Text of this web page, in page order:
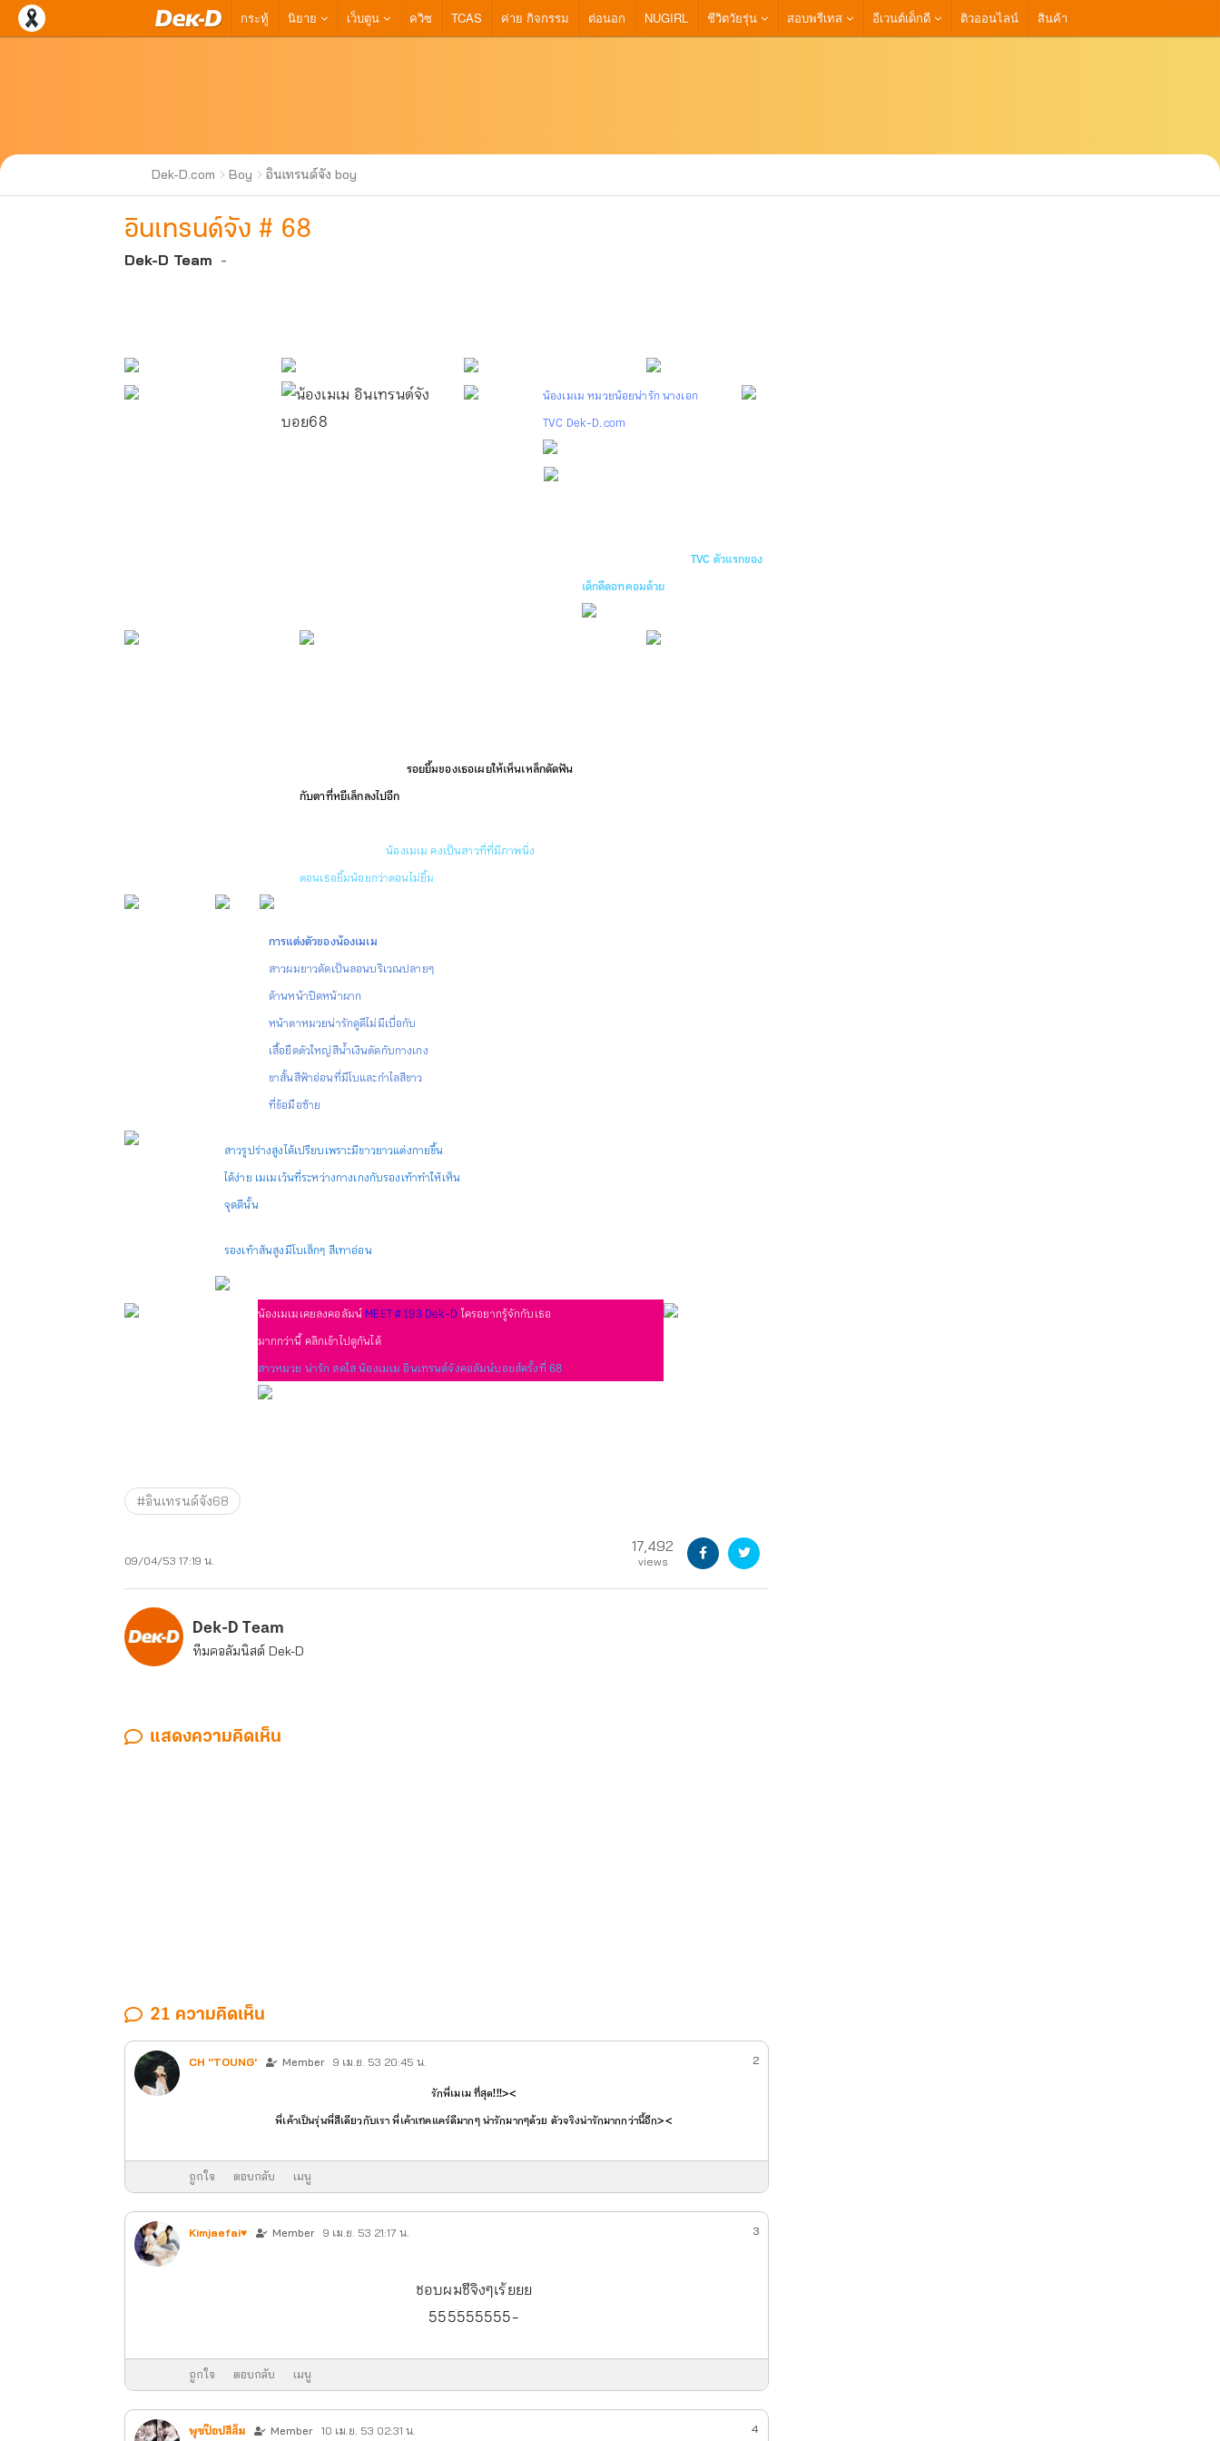
กระทู้ นิยาย เว็บตูน ควิซ TCAS ค่าย กิจกรรม ต่อนอก NUGIRL ชีวิตวัยรุ่น สอบพรีเทส อีเวนต์เด็กดี ติวออนไลน์ สินค้า
Dek-D.com Boy อินเทรนด์จัง boy
อินเทรนด์จัง # 68
Dek-D Team -
น้องเมเม หมวยน้อยน่ารัก นางเอก
TVC Dek-D.com
TVC ตัวแรกของ
เด็กดีดอทคอมด้วย
รอยยิ้มของเธอเผยให้เห็นเหล็กดัดฟัน
กับตาที่หยีเล็กลงไปอีก
น้องเมเม คงเป็นสาวที่ที่มีภาพนิ่ง
ตอนเธอยิ้มน้อยกว่าตอนไม่ยิ้ม
การแต่งตัวของน้องเมเม
สาวผมยาวดัดเป็นลอนบริเวณปลายๆ
ด้านหน้าปิดหน้าผาก
หน้าตาหมวยน่ารักดูดีไม่มีเบื่อกับ
เสื้อยืดตัวใหญ่สีน้ำเงินตัดกับกางเกง
ขาสั้นสีฟ้าอ่อนที่มีโบและกำไลสีขาว
ที่ข้อมือซ้าย
สาวรูปร่างสูงได้เปรียบเพราะมีขาวยาวแต่งกายขึ้น
ได้ง่าย เมเมเว้นที่ระหว่างกางเกงกับรองเท้าทำให้เห็น
จุดดีนั้น
รองเท้าส้นสูงมีโบเล็กๆ สีเทาอ่อน
น้องเมเมเคยลงคอลัมน์MEET # 193 Dek-D ใครอยากรู้จักกับเธอ
มากกว่านี้ คลิกเข้าไปดูกันได้
สาวหมวย น่ารัก สดใส น้องเมเม อินเทรนด์จังคอลัมน์บอยส์ครั้งที่ 68
#อินเทรนด์จัง68
09/04/53 17:19 น.
17,492
views
Dek-D Team
ทีมคอลัมนิสต์ Dek-D
แสดงความคิดเห็น
21 ความคิดเห็น
CH ''TOUNG' Member 9 เม.ย. 53 20:45 น. 2
รักพี่เมเม ที่สุด!!!><
พี่เค้าเป็นรุ่นพี่สีเดียวกับเรา พี่เค้าเทคแคร์ดีมากๆ น่ารักมากๆด้วย ตัวจริงน่ารักมากกว่านี้อีก><
ถูกใจ ตอบกลับ เมนู
Kimjaefai♥ Member 9 เม.ย. 53 21:17 น. 3
ชอบผมชีจิงๆเร้ยยย
555555555-
ถูกใจ ตอบกลับ เมนู
พุชป๊อปสีส้ม Member 10 เม.ย. 53 02:31 น. 4